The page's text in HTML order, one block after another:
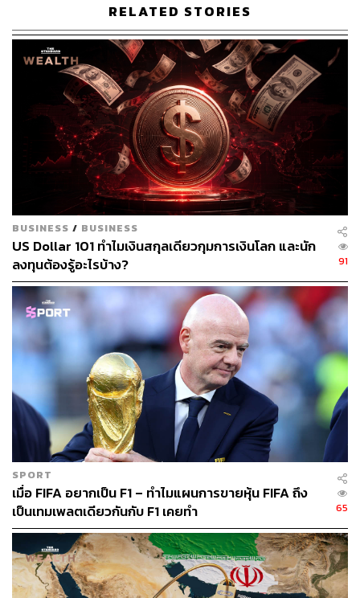
กองทุนรวมสั่นสะเทือนไม่น้อย โดยในช่วงเดือนตุลาคมและ
พฤศจิกายนที่ผ่านมา ดัชนีหุ้นปรับตัวพุ่งขึ้นอย่างรวดเร็ว
เนื่องจากบรรดานักลงทุนต่างคาดหวังว่า Fed จะเริ่มลดขนาด
ของการปรับขึ้นอัตราดอกเบี้ย กระนั้นกระดานหุ้นส่วนใหญ่
ยังคงลดลงอย่างรวดเร็วในปีนี้ ทำให้ตลาดหุ้นยังคงมีความ
ผันผวนมากขึ้นจนถึงเดือนธันวาคม
ขณะที่อัตราผลตอบแทนพันธบัตรระยะยาวก็ผ่อนคลายลงเช่น
กัน โดยอัตราผลตอบแทนของกระทรวงการคลังสหรัฐฯ อายุ
10 ปี ขยับกลับลงมาที่ประมาณ 3.5% หลังจากเคลื่อนไหว
เหนือ 4.3% ในช่วงปลายเดือนตุลาคม ซึ่งสูงสุดในรอบ 10 ปี
นับตั้งแต่ปี 2008
แม้ธนาคารกลางเหล่านี้หลายแห่งคาดว่าจะทำตามแนวทาง
ของ Fed คือขึ้นดอกเบี้ย 0.5% แต่นักลงทุนก็ยังคงกังวลว่าผู้
กำหนดนโยบายทั่วโลกอาจไม่สามารถป้องกันภาวะเศรษฐกิจ
ตกต่ำในปี 2023 ได้
Jim Reid นักกลยุทธ์จาก Deutsche Bank ระบุว่า ความเสี่ยง
ของภาวะ Stagflation นั้นสูงทั่วทั้งสหรัฐอเมริกา เอเชียตะวัน
ออก (EA) และสหราชอาณาจักร ในอีก 12 เดือนข้างหน้า
โดยในรายงานการสำรวจนักลงทุนของธนาคารเกี่ยวกับ
ความคาดหวังของตลาดโลกในปี 2023 ส่วนใหญ่เห็นตรงกัน
ว่าปีหน้าเศรษฐกิจโลกจะเข้าสู่ภาวะถดถอย
ทั้งนี้ สิ่งที่นักลงทุนกังวลก็คือการที่ Fed และธนาคารกลาง
อื่นๆ อาจไม่เริ่มหยุดการขึ้นอัตราดอกเบี้ย ดังนั้นจึงยิ่งไม่ต้อง
พูดถึงการพิจารณาลดอัตราดอกเบี้ยเพื่อพยายามกระตุ้น
เศรษฐกิจ ซึ่งนักวิเคราะห์เกรงว่า Fed หรือธนาคารกลางอื่นๆ
อาจจะตัดสินใจช้าเกินไป
RELATED STORIES
BUSINESS / BUSINESS
US Dollar 101 ทำไมเงินสกุลเดียวกุมการเงินโลก และนัก
ลงทุนต้องรู้อะไรบ้าง?
91
SPORT
เมื่อ FIFA อยากเป็น F1 – ทำไมแผนการขายหุ้น FIFA ถึง
เป็นเทมเพลตเดียวกันกับ F1 เคยทำ
65